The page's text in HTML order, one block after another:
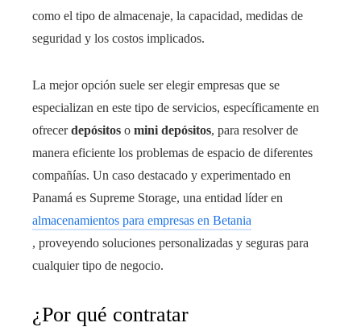
como el tipo de almacenaje, la capacidad, medidas de
seguridad y los costos implicados.
La mejor opción suele ser elegir empresas que se
especializan en este tipo de servicios, específicamente en
ofrecerdepósitos o mini depósitos, para resolver de
manera eficiente los problemas de espacio de diferentes
compañías. Un caso destacado y experimentado en
Panamá es Supreme Storage, una entidad líder en
almacenamientos para empresas en Betania
, proveyendo soluciones personalizadas y seguras para
cualquier tipo de negocio.
¿Por qué contratar